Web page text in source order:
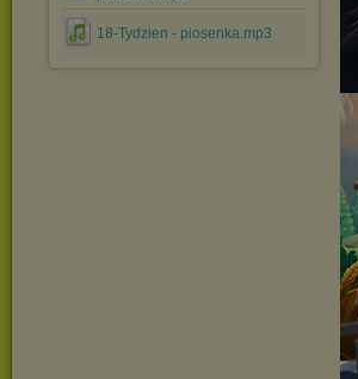
18-Tydzien - piosenka.mp3